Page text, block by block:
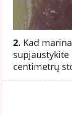
2. Kad
supjaustykite
centimetrų